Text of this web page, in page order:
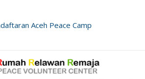
Aceh Peace Camp